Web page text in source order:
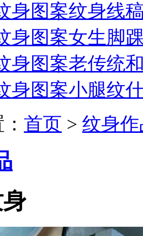
身图案纹身线
身图案女生脚
身图案老传统
身图案小腿纹
首页 > 纹身